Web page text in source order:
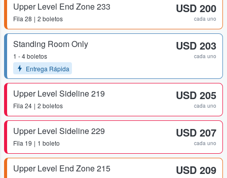
Upper Level End Zone 233
Fila 28 2 boletos
USD 200
cada uno
Standing Room Only
1 - 4 boletos
Entrega Rápida
USD 203
cada uno
Upper Level Sideline 219
Fila 24 2 boletos
USD 205
cada uno
Upper Level Sideline 229
Fila 19 1 boleto
USD 207
cada uno
Upper Level End Zone 215 USD 209